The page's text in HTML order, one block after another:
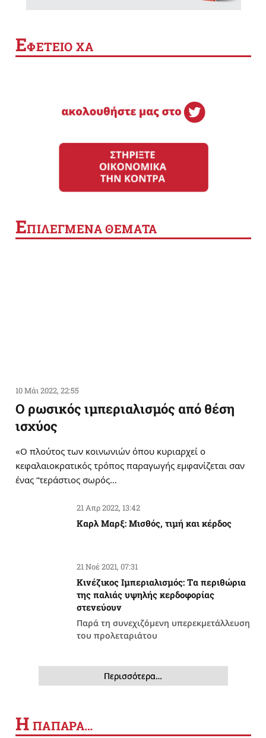
ΕΦΕΤΕΙΟ ΧΑ
ΕΠΙΛΕΓΜΕΝΑ ΘΕΜΑΤΑ
10 Μάι 2022, 22:55
Ο ρωσικός ιμπεριαλισμός από θέση
ισχύος
«Ο πλούτος των κοινωνιών όπου κυριαρχεί ο
κεφαλαιοκρατικός τρόπος παραγωγής εμφανίζεται σαν
ένας “τεράστιος σωρός…
21 Απρ 2022, 13:42
Καρλ Μαρξ: Μισθός, τιμή και κέρδος
21 Νοέ 2021, 07:31
Κινέζικος Ιμπεριαλισμός: Tα περιθώρια
της παλιάς υψηλής κερδοφορίας
στενεύουν
Παρά τη συνεχιζόμενη υπερεκμετάλλευση
του προλεταριάτου
Περισσότερα…
Η ΠΑΠΑΡΑ…